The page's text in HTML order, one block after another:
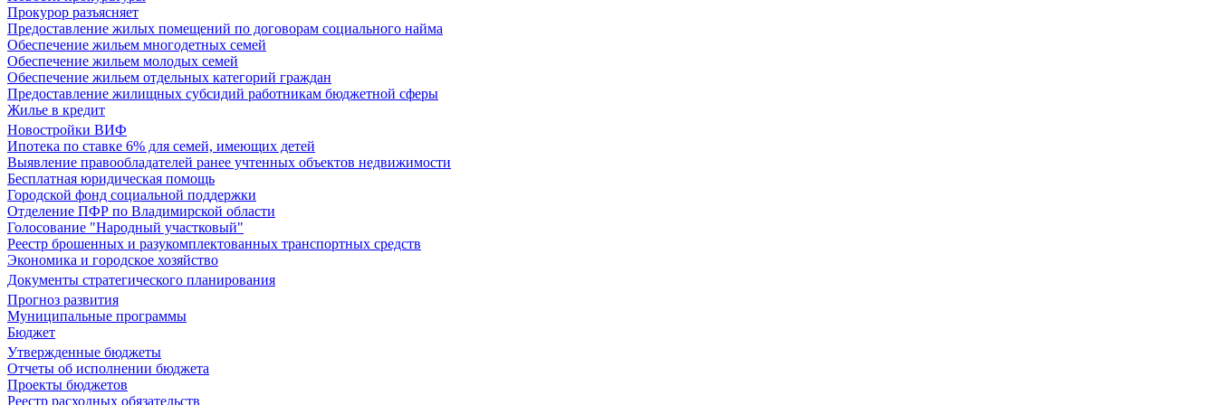
Прокурор разъясняет
Предоставление жилых помещений по договорам социального найма
Обеспечение жильем многодетных семей
Обеспечение жильем молодых семей
Обеспечение жильем отдельных категорий граждан
Предоставление жилищных субсидий работникам бюджетной сферы
Жилье в кредит
Новостройки ВИФ
Ипотека по ставке 6% для семей, имеющих детей
Выявление правообладателей ранее учтенных объектов недвижимости
Бесплатная юридическая помощь
Городской фонд социальной поддержки
Отделение ПФР по Владимирской области
Голосование "Народный участковый"
Реестр брошенных и разукомплектованных транспортных средств
Экономика и городское хозяйство
Документы стратегического планирования
Прогноз развития
Муниципальные программы
Бюджет
Утвержденные бюджеты
Отчеты об исполнении бюджета
Проекты бюджетов
Реестр расходных обязательств